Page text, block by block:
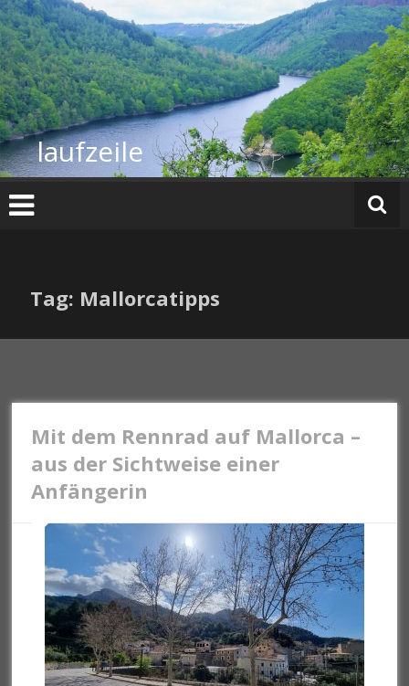
Zum
Inhalt
springen
laufzeile
Tag: Mallorcatipps
Mit dem Rennrad auf Mallorca –
aus der Sichtweise einer
Anfängerin